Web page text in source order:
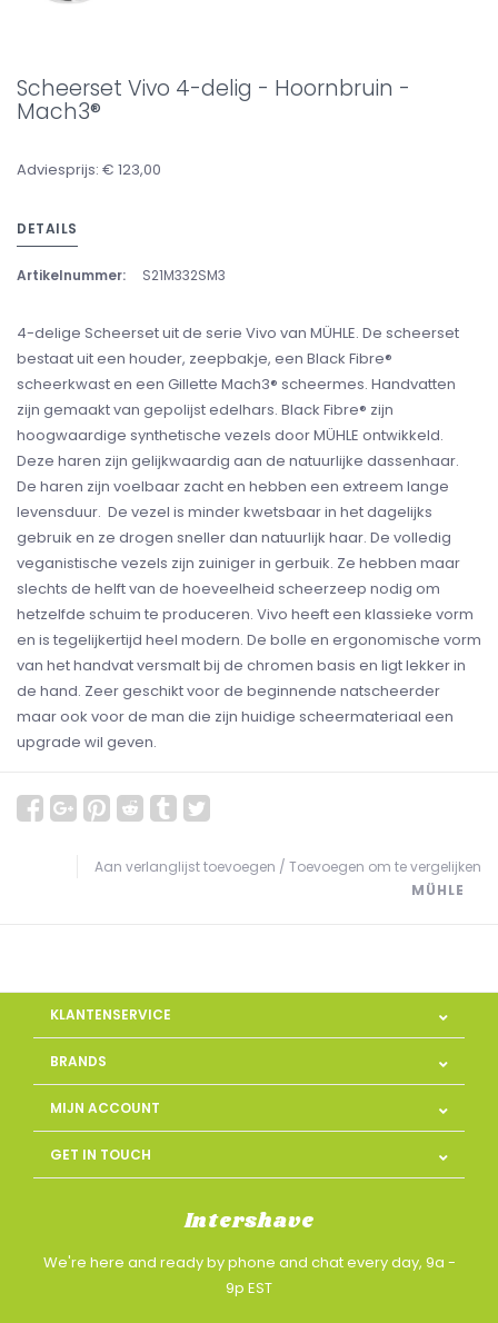
Scheerset Vivo 4-delig - Hoornbruin -
Mach3®
Adviesprijs: € 123,00
DETAILS
Artikelnummer: S21M332SM3
4-delige Scheerset uit de serie Vivo van MÜHLE. De scheerset
bestaat uit een houder, zeepbakje, een Black Fibre®
scheerkwast en een Gillette Mach3® scheermes. Handvatten
zijn gemaakt van gepolijst edelhars. Black Fibre® zijn
hoogwaardige synthetische vezels door MÜHLE ontwikkeld.
Deze haren zijn gelijkwaardig aan de natuurlijke dassenhaar.
De haren zijn voelbaar zacht en hebben een extreem lange
levensduur. De vezel is minder kwetsbaar in het dagelijks
gebruik en ze drogen sneller dan natuurlijk haar. De volledig
veganistische vezels zijn zuiniger in gerbuik. Ze hebben maar
slechts de helft van de hoeveelheid scheerzeep nodig om
hetzelfde schuim te produceren. Vivo heeft een klassieke vorm
en is tegelijkertijd heel modern. De bolle en ergonomische vorm
van het handvat versmalt bij de chromen basis en ligt lekker in
de hand. Zeer geschikt voor de beginnende natscheerder
maar ook voor de man die zijn huidige scheermateriaal een
upgrade wil geven.
Aan verlanglijst toevoegen / Toevoegen om te vergelijken
MÜHLE
KLANTENSERVICE
BRANDS
MIJN ACCOUNT
GET IN TOUCH
Intershave
We're here and ready by phone and chat every day, 9a -
9p EST